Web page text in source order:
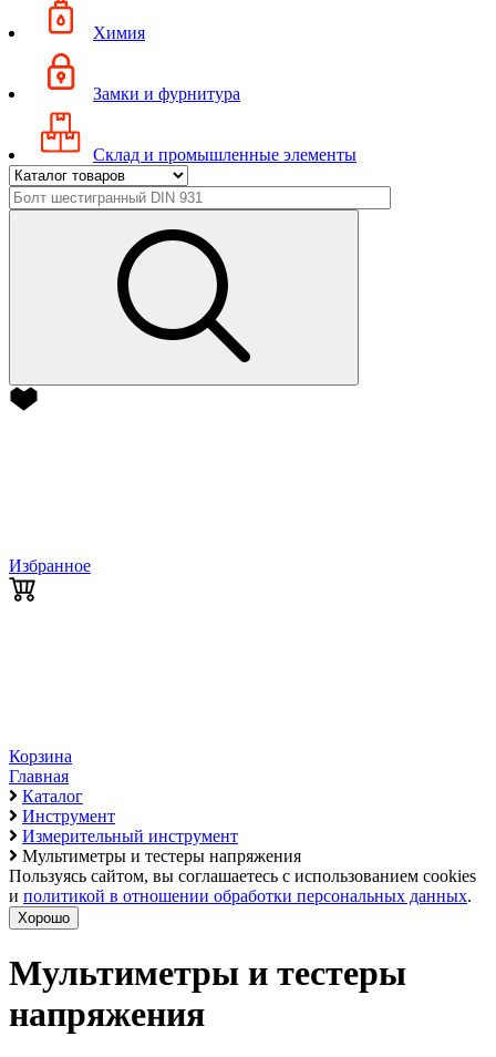
Химия
Замки и фурнитура
Склад и промышленные элементы
Избранное
Корзина
Главная
Каталог
Инструмент
Измерительный инструмент
Мультиметры и тестеры напряжения
Пользуясь сайтом, вы соглашаетесь с использованием cookies
и политикой в отношении обработки персональных данных.
Хорошо
Мультиметры и тестеры
напряжения